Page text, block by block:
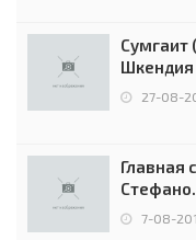
Сумгаит
Шкендия
0:2 (0:0)
27-08-
Главная
Стефано.
7-08-